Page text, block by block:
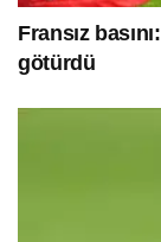
Fransız
götürdü